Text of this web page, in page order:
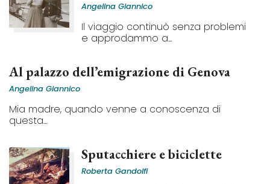
Angelina Giannico
Il viaggio continuò senza problemi
e approdammo a...
Al palazzo dell’emigrazione di Genova
Angelina Giannico
Mia madre, quando venne a conoscenza di
questa...
Sputacchiere e biciclette
Roberta Gandolfi